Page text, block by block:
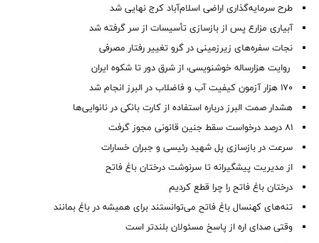
طرح سرمایه‌گذاری اراضی اسلام‌آباد کرج نهایی شد
آبیاری مزارع پس از بازسازی تأسیسات از سر گرفته شد
نجات سفره‌های زیرزمینی در گرو تغییر رفتار مصرفی
روایت هزارساله خوشنویسی، از شرق دور تا شکوه ایران
۱۷۰ هزار آزمون کیفیت آب و فاضلاب در البرز انجام شد
هشدار صمت البرز درباره استفاده از کارت بانکی در نانوایی‌ها
۸۱ درصد درخواست‌ سقط جنین قانونی مجوز گرفت
سرعت در بازسازی پل شهید رئیسی و جبران خسارات
از مدیریت پیشگیرانه تا سرنوشت درختان باغ فاتح
درختان باغ فاتح را چرا قطع کردیم
تنه‌های کهنسال باغ فاتح می‌توانستند برای همیشه در باغ بمانند
وقتی صدای اره از پاسخ مسئولان بلندتر است